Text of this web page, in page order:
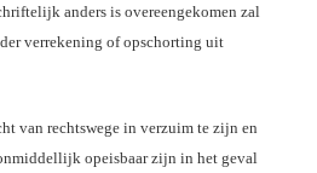
anders is overeengekomen zal
verrekening of opschorting uit
van rechtswege in verzuim te zijn en
opeisbaar zijn in het geval